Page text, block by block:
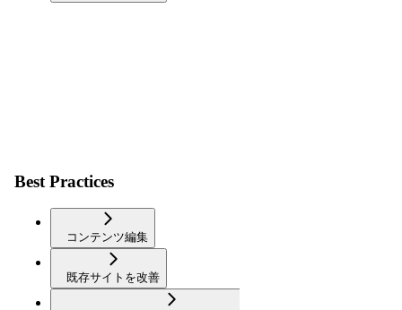
Best Practices
コンテンツ編集
既存サイトを改善